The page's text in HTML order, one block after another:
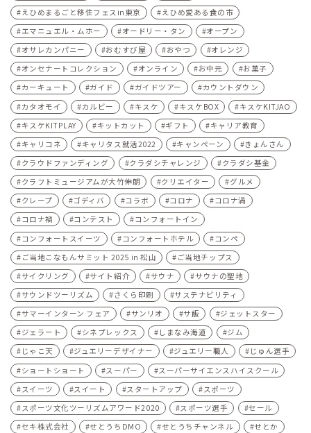
えひめまるごと移住フェスin東京
えひめ愛ある食の市
エマニュエル・ムホー
オードリー・タン
オープン
オサレカンパニー
おむすび屋 おやつ
オレンジ
オンセナートコレクション
オンライン お中元
お菓子
カーキュート
ガイド ガイドツアー
カウントダウン
カタオモイ
カルビー キスケ キスケBOX
キスケKITJAO
キスケKITPLAY
キットカット ギフト
キャリア教育
キャリコネ
キャリタス就活2022 キャンペーン
きょんさん
クラウドファンディング
クラダシチャレンジ
クラダシ基金
クラフトミュージアムが大竹伸朗
クリエイター
グルメ
クレープ
ゴディバ コラボ コロナ
コロナ渦
コロナ禍
コンテスト
コンフォートイン
コンフォートスイーツ
コンフォートホテル
コンペ
ご当地こなもんサミット 2025 in 松山
ご当地チップス
サイクリング
サイト紹介 サウナ
サウナの聖地
サウンドツーリズム
さくら印刷
サステナビリティ
サマーインターン フェア
サンリオ サ飯
ジェットスター
ジェラート
シネプレックス しまなみ海道
ジム
じゃこ天
ジュエリーデザイナー ジュエリー職人
じゅん選手
ショートショート
スーパー
スーパーサイエンスハイスクール
スイーツ
スイート スタートアップ
スポーツ
スポーツ文化ツーリズムアワード2020
スポーツ選手
セール
セキ株式会社
せとうちDMO せとうちチャンネル せとか